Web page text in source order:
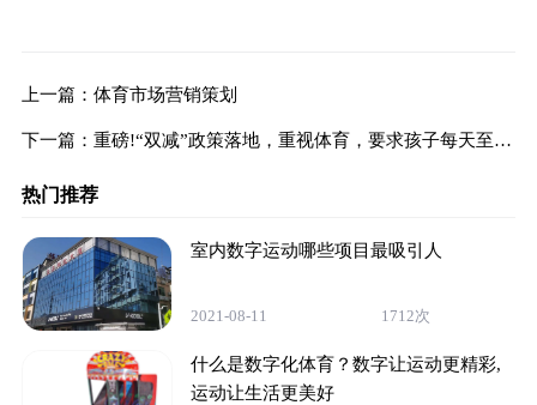
上一篇： 体育市场营销策划
下一篇： 重磅!“双减”政策落地，重视体育，要求孩子每天至少锻炼一小时
热门推荐
室内数字运动哪些项目最吸引人
2021-08-11 1712次
什么是数字化体育？数字让运动更精彩,
运动让生活更美好